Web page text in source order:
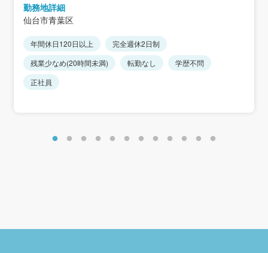
勤務地詳細
仙台市青葉区
年間休日120日以上
完全週休2日制
残業少なめ(20時間未満)
転勤なし
学歴不問
正社員